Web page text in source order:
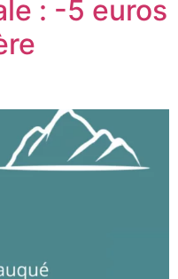
: -5 euros